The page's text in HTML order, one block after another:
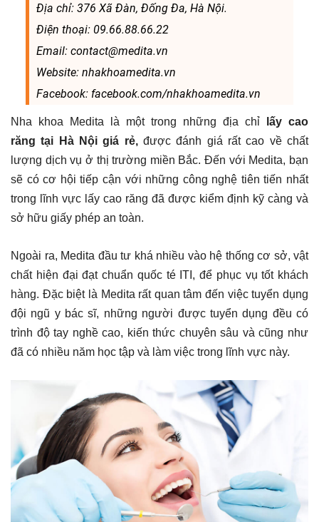
Địa chỉ: 376 Xã Đàn, Đống Đa, Hà Nội.
Điện thoại: 09.66.88.66.22
Email: contact@medita.vn
Website: nhakhoamedita.vn
Facebook: facebook.com/nhakhoamedita.vn
Nha khoa Medita là một trong những địa chỉ
lấy cao
răng tại Hà Nội giá rẻ,được đánh giá rất cao về chất
lượng dịch vụ ở thị trường miền Bắc. Đến với Medita, bạn
sẽ có cơ hội tiếp cận với những công nghệ tiên tiến nhất
trong lĩnh vực lấy cao răng đã được kiểm định kỹ càng và
sở hữu giấy phép an toàn.
Ngoài ra, Medita đầu tư khá nhiều vào hệ thống cơ sở, vật
chất hiện đại đạt chuẩn quốc té ITI, để phục vụ tốt khách
hàng. Đặc biệt là Medita rất quan tâm đến việc tuyển dụng
đội ngũ y bác sĩ, những người được tuyển dụng đều có
trình độ tay nghề cao, kiến thức chuyên sâu và cũng như
đã có nhiều năm học tập và làm việc trong lĩnh vực này.